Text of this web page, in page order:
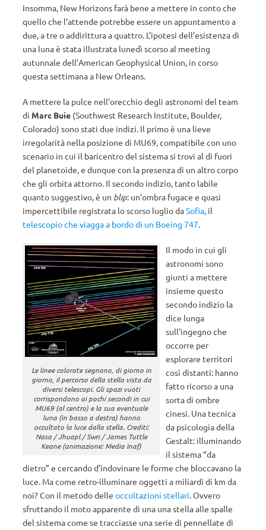
Insomma, New Horizons farà bene a mettere in conto che
quello che l’attende potrebbe essere un appuntamento a
due, a tre o addirittura a quattro. L’ipotesi dell’esistenza di
una luna è stata illustrata lunedì scorso al meeting
autunnale dell’American Geophysical Union, in corso
questa settimana a New Orleans.
A mettere la pulce nell’orecchio degli astronomi del team
di Marc Buie (Southwest Research Institute, Boulder,
Colorado) sono stati due indizi. Il primo è una lieve
irregolarità nella posizione di MU69, compatibile con uno
scenario in cui il baricentro del sistema si trovi al di fuori
del planetoide, e dunque con la presenza di un altro corpo
che gli orbita attorno. Il secondo indizio, tanto labile
quanto suggestivo, è un blip: un’ombra fugace e quasi
impercettibile registrata lo scorso luglio daSofia, il
telescopio che viagga a bordo di un Boeing 747.
Le linee colorate segnano, di giorno in
giorno, il percorso della stella vista da
diversi telescopi. Gli spazi vuoti
corrispondono ai pochi secondi in cui
MU69 (al centro) e la sua eventuale
luna (in basso a destra) hanno
occultato la luce dalla stella. Crediti:
Nasa / Jhuapl / Swri / James Tuttle
Keane (animazione: Media Inaf)
Il modo in cui gli
astronomi sono
giunti a mettere
insieme questo
secondo indizio la
dice lunga
sull’ingegno che
occorre per
esplorare territori
così distanti: hanno
fatto ricorso a una
sorta di ombre
cinesi. Una tecnica
da psicologia della
Gestalt: illuminando
il sistema “da
dietro” e cercando d’indovinare le forme che bloccavano la
luce. Ma come retro-illuminare oggetti a miliardi di km da
noi? Con il metodo delle occultazioni stellari. Ovvero
sfruttando il moto apparente di una una stella alle spalle
del sistema come se tracciasse una serie di pennellate di